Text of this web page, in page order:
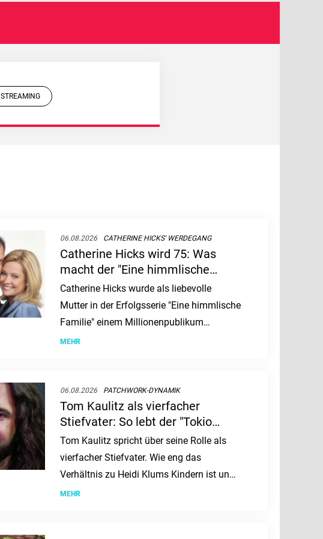
STREAMING
06.08.2026 CATHERINE HICKS' WERDEGANG
Catherine Hicks wird 75: Was
macht der "Eine himmlische
Familie"-Star heute?
Catherine Hicks wurde als liebevolle
Mutter in der Erfolgsserie "Eine himmlische
Familie" einem Millionenpublikum
bekannt. Zum 75. Geburtstag der
Ende ihrer großen TV-Karriere?
MEHR
06.08.2026 PATCHWORK-DYNAMIK
Tom Kaulitz als vierfacher
Stiefvater: So lebt der "Tokio
Hotel"-Star mit Heidi Klums
Kindern
Tom Kaulitz spricht über seine Rolle als
vierfacher Stiefvater. Wie eng das
Verhältnis zu Heidi Klums Kindern ist und
warum eigener Nachwuchs kein Thema
MEHR